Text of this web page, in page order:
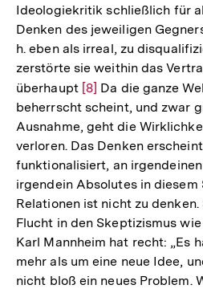
Ideologiekritik schließlich für
Denken des jeweiligen
h. eben als irreal, zu
zerstörte sie weithin das
überhaupt Zur
Auflösung
der
Fußnote
[8] Da die ganze
beherrscht scheint, und zwar
Ausnahme, geht die
verloren. Das Denken
funktionalisiert, an
irgendein Absolutes in diesem
Relationen ist nicht zu
Flucht in den Skeptizismus
Karl Mannheim hat recht: „Es
mehr als um eine neue Idee,
nicht bloß ein neues Problem.